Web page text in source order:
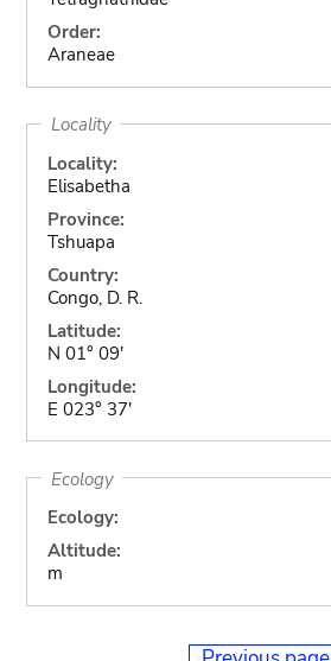
Order:
Araneae
Locality
Locality:
Elisabetha
Province:
Tshuapa
Country:
Congo, D. R.
Latitude:
N 01° 09'
Longitude:
E 023° 37'
Ecology
Ecology:
Altitude:
m